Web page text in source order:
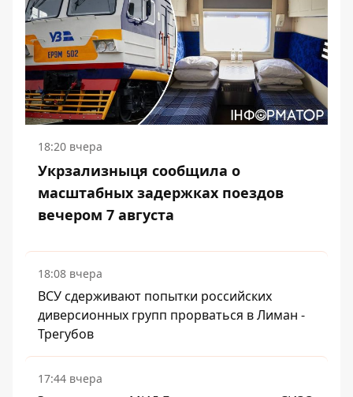
18:20 вчера
Укрзализныця сообщила о
масштабных задержках поездов
вечером 7 августа
18:08 вчера
ВСУ сдерживают попытки российских
диверсионных групп прорваться в Лиман -
Трегубов
17:44 вчера